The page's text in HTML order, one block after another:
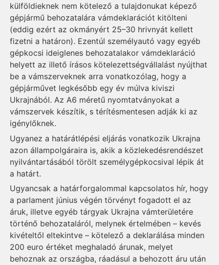
külföldieknek nem kötelező a tulajdonukat képező
gépjármű behozatalára vámdeklarációt kitölteni
(eddig ezért az okmányért 25–30 hrivnyát kellett
fizetni a határon). Ezentúl személyautó vagy egyéb
gépkocsi ideiglenes behozatalakor vámdeklaráció
helyett az illető írásos kötelezettségvállalást nyújthat
be a vámszerveknek arra vonatkozólag, hogy a
gépjárművet legkésőbb egy év múlva kiviszi
Ukrajnából. Az A6 méretű nyomtatványokat a
vámszervek készítik, s térítésmentesen adják ki az
igénylőknek.
Ugyanez a határátlépési eljárás vonatkozik Ukrajna
azon állampolgáraira is, akik a közlekedésrendészet
nyilvántartásából törölt személygépkocsival lépik át
a határt.
Ugyancsak a határforgalommal kapcsolatos hír, hogy
a parlament június végén törvényt fogadott el az
áruk, illetve egyéb tárgyak Ukrajna vámterületére
történő behozataláról, melynek értelmében – kevés
kivételtől eltekintve – kötelező a deklarálása minden
200 euro értéket meghaladó árunak, melyet
behoznak az országba, ráadásul a behozott áru után